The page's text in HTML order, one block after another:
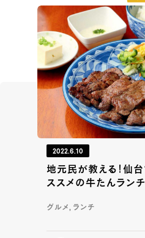
2022.6.10
地元民が教える！仙
ススメの牛たんラン
グルメ, ランチ